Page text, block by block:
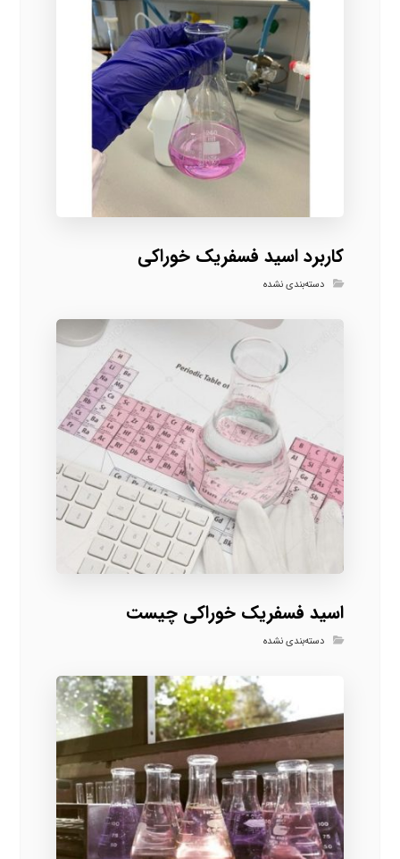
کاربرد اسید فسفریک خوراکی
دسته‌بندی نشده
اسید فسفریک خوراکی چیست
دسته‌بندی نشده